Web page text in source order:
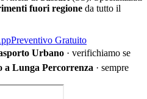
fuori regione da tutto il
Preventivo Gratuito
Urbano · verifichiamo se
a Lunga Percorrenza · sempre